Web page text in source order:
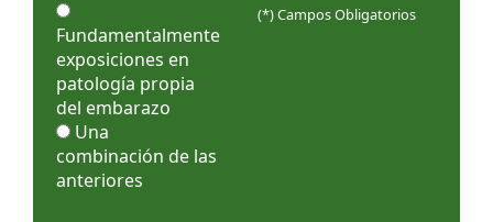
Fundamentalmente
exposiciones en
patología propia
del embarazo
Una
combinación de las
anteriores
(*) Campos Obligatorios